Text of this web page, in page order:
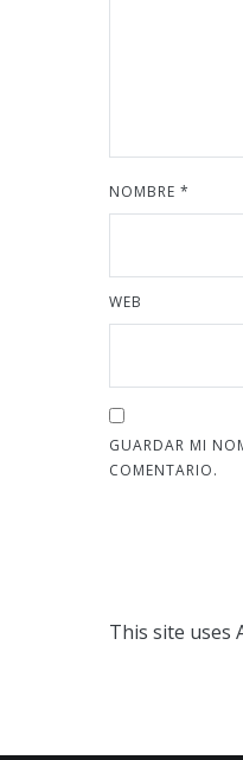
NOMBRE *
WEB
GUARDAR MI
COMENTARIO.
This site uses